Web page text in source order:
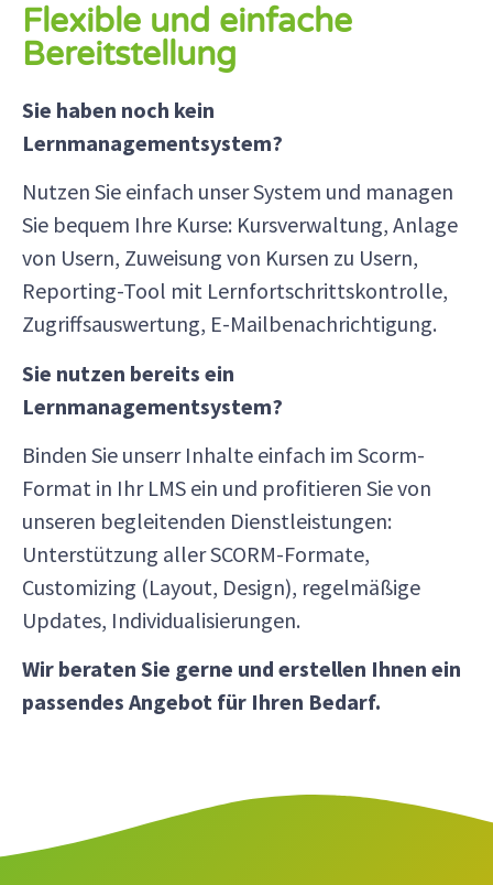
Flexible und einfache
Bereitstellung
Sie haben noch kein
Lernmanagementsystem?
Nutzen Sie einfach unser System und managen
Sie bequem Ihre Kurse: Kursverwaltung, Anlage
von Usern, Zuweisung von Kursen zu Usern,
Reporting-Tool mit Lernfortschrittskontrolle,
Zugriffsauswertung, E-Mailbenachrichtigung.
Sie nutzen bereits ein
Lernmanagementsystem?
Binden Sie unserr Inhalte einfach im Scorm-
Format in Ihr LMS ein und profitieren Sie von
unseren begleitenden Dienstleistungen:
Unterstützung aller SCORM-Formate,
Customizing (Layout, Design), regelmäßige
Updates, Individualisierungen.
Wir beraten Sie gerne und erstellen Ihnen ein
passendes Angebot für Ihren Bedarf.